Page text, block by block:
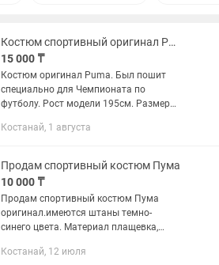
Костюм спортивный оригинал Puma
15 000 ₸
Костюм оригинал Puma. Был пошит
специально для Чемпионата по
футболу. Рост модели 195см. Размер
состояние. Возможна отправка по
Kazpost...
Костанай, 1 августа
Продам спортивный костюм Пума
10 000 ₸
Продам спортивный костюм Пума
оригинал.имеются штаны темно-
синего цвета. Материал плащевка,
Подойдет на 46-48 По цене скину
Костанай, 12 июля